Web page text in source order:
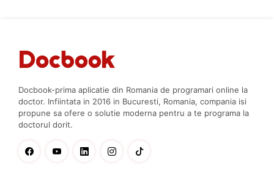
Docbook-prima aplicatie din Romania de programari online la
doctor. Infiintata in 2016 in Bucuresti, Romania, compania isi
propune sa ofere o solutie moderna pentru a te programa la
doctorul dorit.